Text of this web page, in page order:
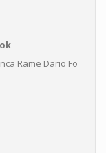
Rame Dario Fo